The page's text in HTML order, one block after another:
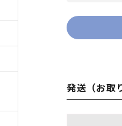
発送（お取